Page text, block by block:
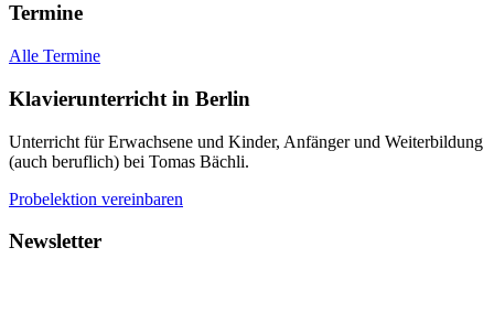
Termine
Alle Termine
Klavierunterricht in Berlin
Unterricht für Erwachsene und Kinder, Anfänger und Weiterbildung
(auch beruflich) bei Tomas Bächli.
Probelektion vereinbaren
Newsletter